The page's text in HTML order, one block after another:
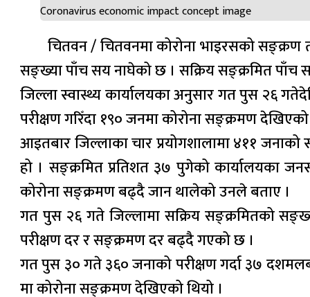
Coronavirus economic impact concept image
चितवन / चितवनमा कोरोना भाइरसको
सङ्ख्या पाँच सय नाघेको छ । सक्रिय सङ्क्रमित पाँच
जिल्ला स्वास्थ्य कार्यालयका अनुसार गत पुस २६
परीक्षण गरिँदा १९० जनमा कोरोना सङ्क्रमण
आइतबार जिल्लाका चार प्रयोगशालामा ४११ जनाको
हो । सङ्क्रमित प्रतिशत ३७ पुगेको कार्यालयका
कोरोना सङ्क्रमण बढ्दै जान थालेको उनले बताए ।
गत पुस २६ गते जिल्लामा सक्रिय सङ्क्रमितको
परीक्षण दर र सङ्क्रमण दर बढ्दै गएको छ ।
गत पुस ३० गते ३६० जनाको परीक्षण गर्दा ३७
मा कोरोना सङ्क्रमण देखिएको थियो ।